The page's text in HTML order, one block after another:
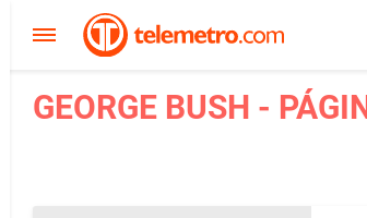
GEORGE BUSH -